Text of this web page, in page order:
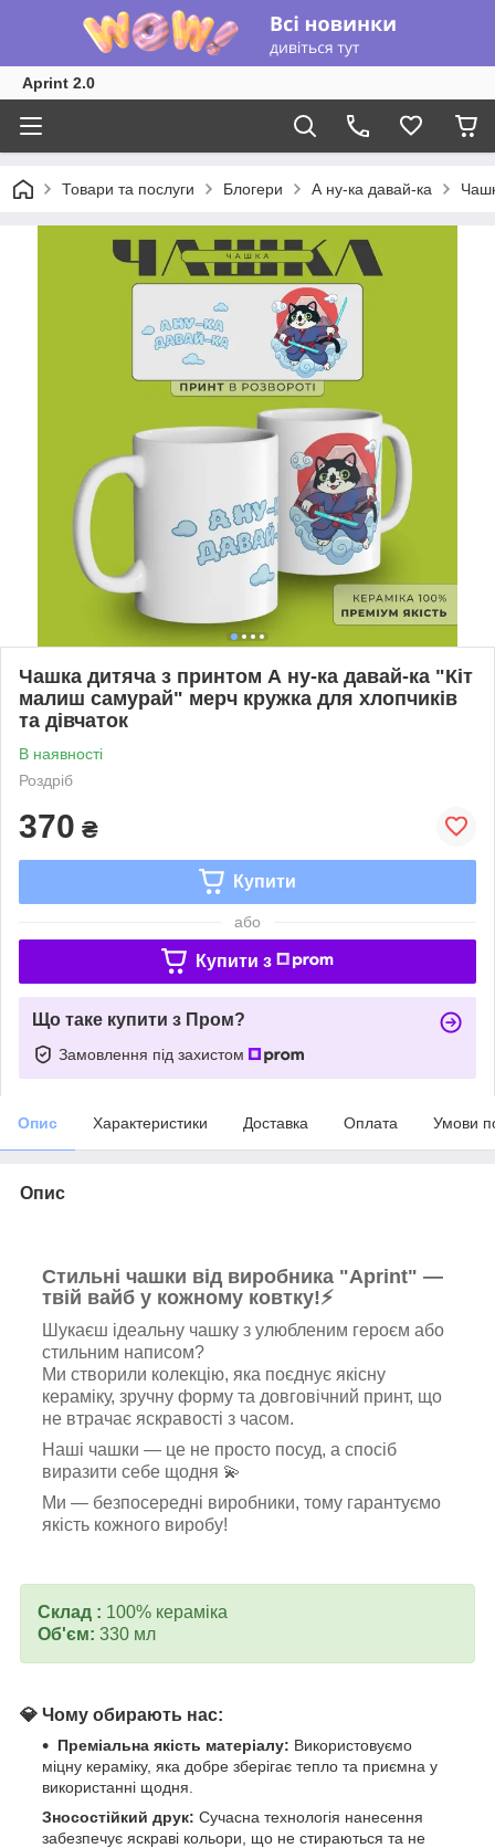
Aprint 2.0
Товари та послуги Блогери А ну-ка давай-ка
Чашка дитяча з принтом А ну-ка давай-ка "Кіт
малиш самурай" мерч кружка для хлопчиків
та дівчаток
В наявності
Роздріб
370 ₴
Купити
або
Купити з
Що таке купити з Пром?
Замовлення під захистом
Опис Характеристики Доставка Оплата Умови
Опис
Стильні чашки від виробника "Aprint" —
твій вайб у кожному ковтку!⚡
Шукаєш ідеальну чашку з улюбленим героєм або
стильним написом?
Ми створили колекцію, яка поєднує якісну
кераміку, зручну форму та довговічний принт, що
не втрачає яскравості з часом.
Наші чашки — це не просто посуд, а спосіб
виразити себе щодня 💫
Ми — безпосередні виробники, тому гарантуємо
якість кожного виробу!
Склад : 100% кераміка
Об'єм: 330 мл
💎 Чому обирають нас:
Преміальна якість матеріалу: Використовуємо
міцну кераміку, яка добре зберігає тепло та приємна у
використанні щодня.
Зносостійкий друк: Сучасна технологія нанесення
забезпечує яскраві кольори, що не стираються та не